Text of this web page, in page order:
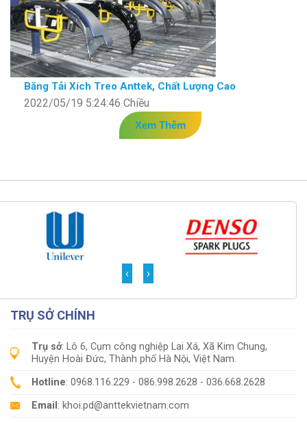
Băng Tải Xích Treo Anttek, Chất Lượng Cao
2022/05/19 5:24:46 Chiều
Xem Thêm
‹ ›
TRỤ SỞ CHÍNH
Trụ sở: Lô 6, Cụm công nghiệp Lai Xá, Xã Kim Chung,
Huyện Hoài Đức, Thành phố Hà Nội, Việt Nam.
Hotline: 0968.116.229 - 086.998.2628 - 036.668.2628
Email : khoi.pd@anttekvietnam.com